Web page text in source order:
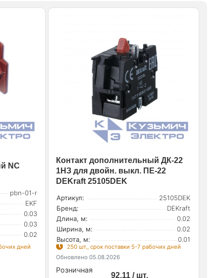
NC
pbn-01-r
EKF
0.03
0.03
0.02
дней
Контакт дополнительный ДК-22
1НЗ для двойн. выкл. ПЕ-22
DEKraft 25105DEK
Артикул:
25105DEK
Бренд:
DEKraft
Длина, м:
0.02
Ширина, м:
0.02
Высота, м:
0.01
250 шт., срок поставки 5-7 рабочих дней
Обновлено 05.08.2026
Розничная
92.11 / шт.